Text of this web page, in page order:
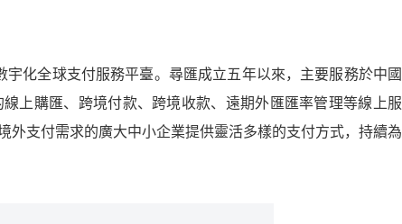
化全球支付服務平臺。尋匯成立五年以來，主要服務於中國
上購匯、跨境付款、跨境收款、遠期外匯匯率管理等線上服
支付需求的廣大中小企業提供靈活多樣的支付方式，持續為